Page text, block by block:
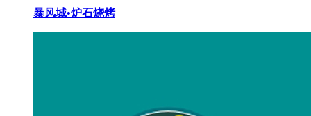
暴风城•炉石烧烤